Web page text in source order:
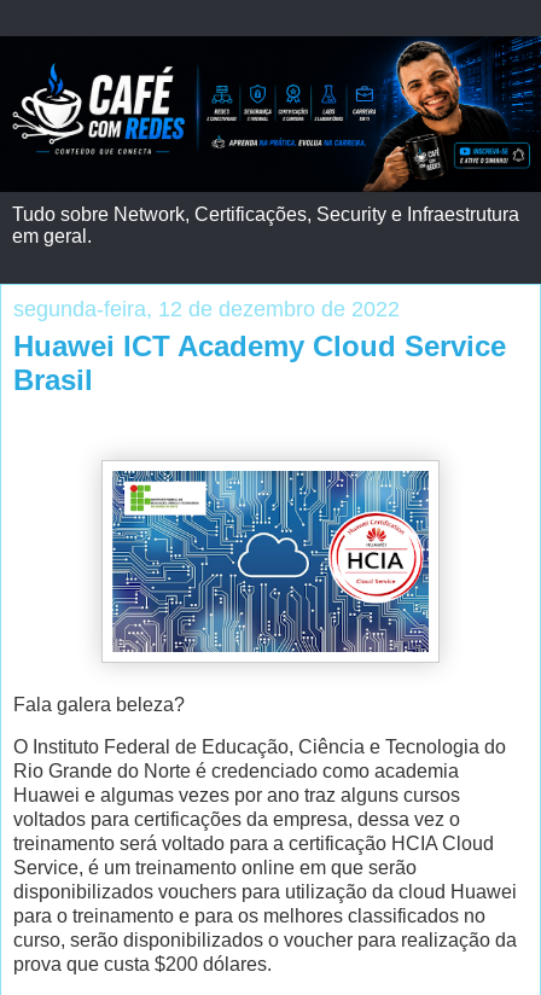
Tudo sobre Network, Certificações, Security e Infraestrutura
em geral.
segunda-feira, 12 de dezembro de 2022
Huawei ICT Academy Cloud Service
Brasil
Fala galera beleza?
O Instituto Federal de Educação, Ciência e Tecnologia do
Rio Grande do Norte é credenciado como academia
Huawei e algumas vezes por ano traz alguns cursos
voltados para certificações da empresa, dessa vez o
treinamento será voltado para a certificação HCIA Cloud
Service, é um treinamento online em que serão
disponibilizados vouchers para utilização da cloud Huawei
para o treinamento e para os melhores classificados no
curso, serão disponibilizados o voucher para realização da
prova que custa $200 dólares.